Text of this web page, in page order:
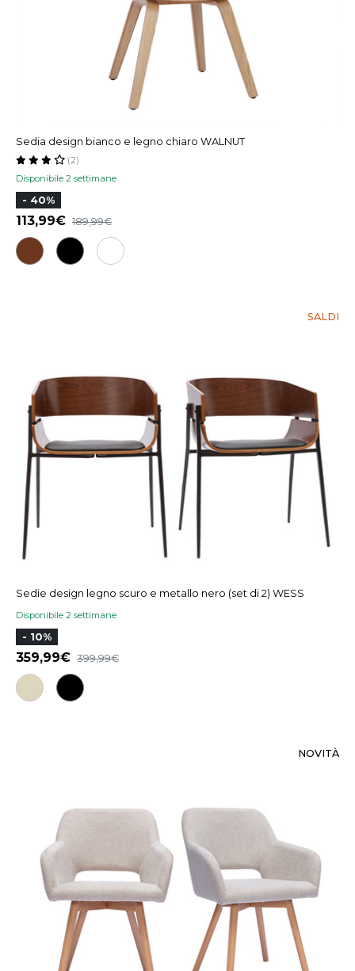
Sedia design bianco e legno chiaro WALNUT
Disponibile 2 settimane
(2)
- 40%
113,99 189,99
SALDI
Sedie design legno scuro e metallo nero (set di 2) WESS
Disponibile 2 settimane
- 10%
359,99 399,99
NOVITÀ